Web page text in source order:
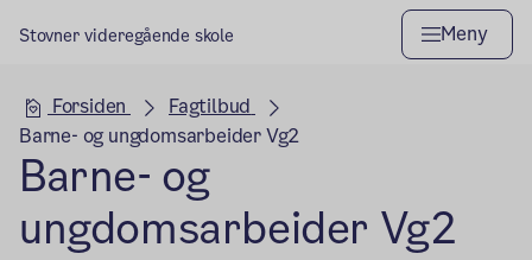
Stovner videregående skole Meny
Hovedseksjon
Forsiden
Fagtilbud
Barne- og ungdomsarbeider Vg2
Barne- og
ungdomsarbeider Vg2